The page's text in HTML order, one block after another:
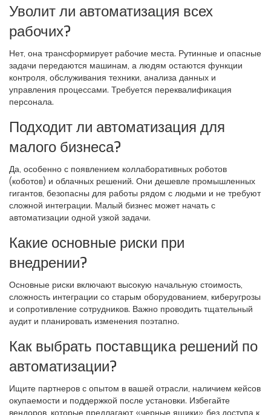
Уволит ли автоматизация всех
рабочих?
Нет, она трансформирует рабочие места. Рутинные и опасные
задачи передаются машинам, а людям остаются функции
контроля, обслуживания техники, анализа данных и
управления процессами. Требуется переквалификация
персонала.
Подходит ли автоматизация для
малого бизнеса?
Да, особенно с появлением коллаборативных роботов
(коботов) и облачных решений. Они дешевле промышленных
гигантов, безопасны для работы рядом с людьми и не требуют
сложной интеграции. Малый бизнес может начать с
автоматизации одной узкой задачи.
Какие основные риски при
внедрении?
Основные риски включают высокую начальную стоимость,
сложность интеграции со старым оборудованием, киберугрозы
и сопротивление сотрудников. Важно проводить тщательный
аудит и планировать изменения поэтапно.
Как выбрать поставщика решений по
автоматизации?
Ищите партнеров с опытом в вашей отрасли, наличием кейсов
окупаемости и поддержкой после установки. Избегайте